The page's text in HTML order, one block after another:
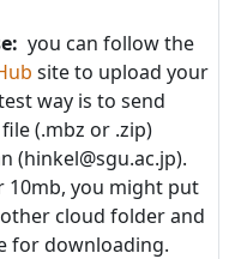
you can follow the
site to upload your
way is to send
(.mbz or .zip)
(hinkel@sgu.ac.jp).
10mb, you might put
cloud folder and
for downloading.